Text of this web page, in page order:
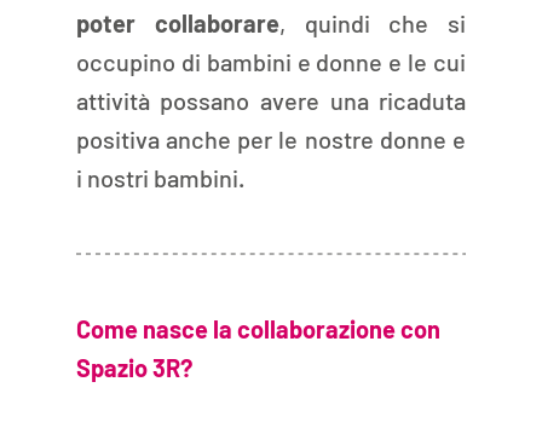
poter collaborare, quindi che si
occupino di bambini e donne e le cui
attività possano avere una ricaduta
positiva anche per le nostre donne e
i nostri bambini.
Come nasce la collaborazione con
Spazio 3R?